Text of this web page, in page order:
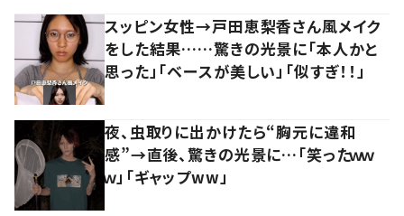
スッピン女性→戸田恵梨香さん風メイク
をした結果……驚きの光景に「本人かと
思った」「ベースが美しい」「似すぎ！！」
夜、虫取りに出かけたら“胸元に違和
感”→直後、驚きの光景に…「笑ったｗｗ
ｗ」「ギャップww」